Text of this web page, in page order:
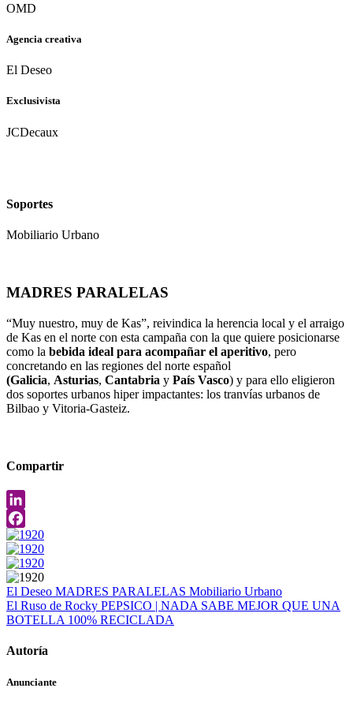
OMD
Agencia creativa
El Deseo
Exclusivista
JCDecaux
Soportes
Mobiliario Urbano
MADRES PARALELAS
“Muy nuestro, muy de Kas”, reivindica la herencia local y el arraigo
de Kas en el norte con esta campaña con la que quiere posicionarse
como la bebida ideal para acompañar el aperitivo, pero
concretando en las regiones del norte español
(Galicia, Asturias, Cantabria y País Vasco) y para ello eligieron
dos soportes urbanos hiper impactantes: los tranvías urbanos de
Bilbao y Vitoria-Gasteiz.
Compartir
LinkedIn
Facebook
El Deseo MADRES PARALELAS Mobiliario Urbano
El Ruso de Rocky PEPSICO | NADA SABE MEJOR QUE UNA
BOTELLA 100% RECICLADA
Autoría
Anunciante